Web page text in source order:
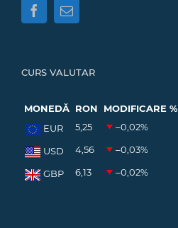
CURS VALUTAR
MONEDĂ RON
MODIFICARE %
EUR
5,25 –0,02%
USD 4,56 –0,03%
GBP 6,13 –0,02%